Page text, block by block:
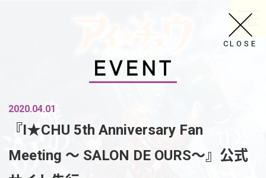
CLOSE
2020.04.01
『I★CHU 5th Anniversary Fan
Meeting ～ SALON DE OURS～』公式